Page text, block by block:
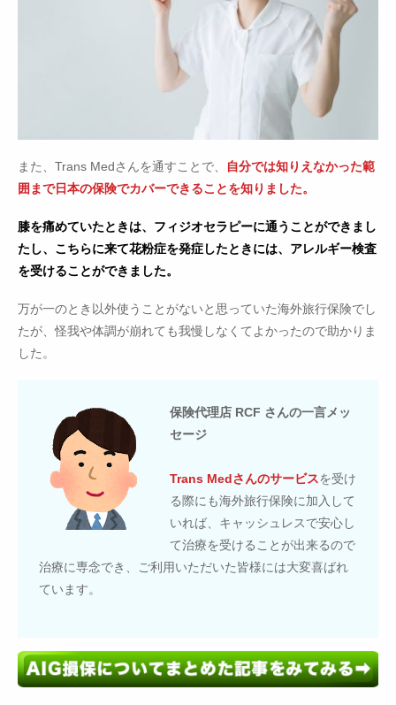
また、Trans Medさんを通すことで、
自分では知りえなかった範
囲まで日本の保険でカバーできることを知りました。
膝を痛めていたときは、フィジオセラピーに通うことができまし
たし、こちらに来て花粉症を発症したときには、アレルギー検査
を受けることができました。
万が一のとき以外使うことがないと思っていた海外旅行保険でし
たが、怪我や体調が崩れても我慢しなくてよかったので助かりま
した。
保険代理店 RCF さんの一言メッ
セージ
Trans Medさんのサービスを受け
る際にも海外旅行保険に加入して
いれば、キャッシュレスで安心し
て治療を受けることが出来るので
治療に専念でき、ご利用いただいた皆様には大変喜ばれ
ています。